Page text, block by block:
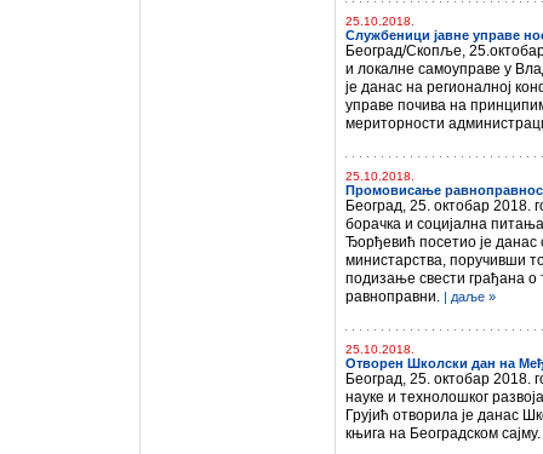
25.10.2018.
Службеници јавне управе
Београд/Скопље,
и локалне самоуправе у
је данас на регионалној
управе почива на
мериторности
25.10.2018.
Промовисање
Београд, 25. октобар
борачка и социјална
Ђорђевић посетио је данас
министарства, поручивши
подизање свести грађана о
равноправни. | даље »
25.10.2018.
Отворен Школски дан на
Београд, 25. октобар 2018.
науке и технолошког
Грујић отворила је данас
књига на Београдском сајму.